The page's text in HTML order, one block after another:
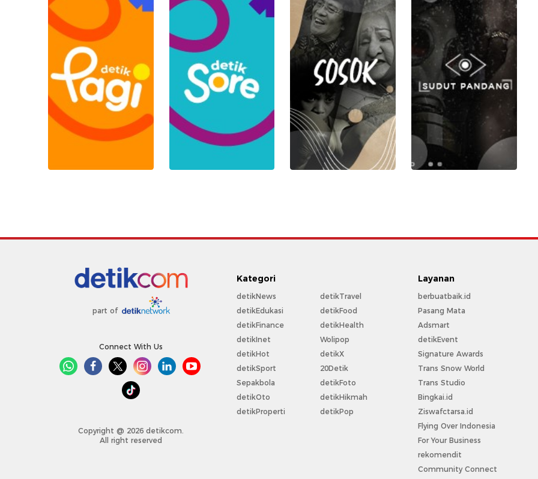
part of
Connect With Us
Copyright @ 2026 detikcom.
All right reserved
Kategori
detikNews
detikEdukasi
detikFinance
detikInet
detikHot
detikSport
Sepakbola
detikOto
detikProperti
detikTravel
detikFood
detikHealth
Wolipop
detikX
20Detik
detikFoto
detikHikmah
detikPop
Layanan
berbuatbaik.id
Pasang Mata
Adsmart
detikEvent
Signature Awards
Trans Snow World
Trans Studio
Bingkai.id
Ziswafctarsa.id
Flying Over Indonesia
For Your Business
rekomendit
Community Connect